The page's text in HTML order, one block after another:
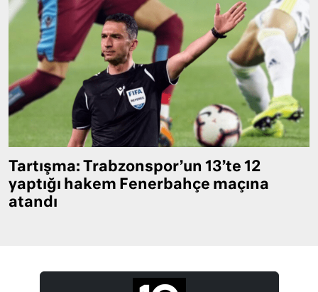
Tartışma: Trabzonspor’un 13’te 12
yaptığı hakem Fenerbahçe maçına
atandı